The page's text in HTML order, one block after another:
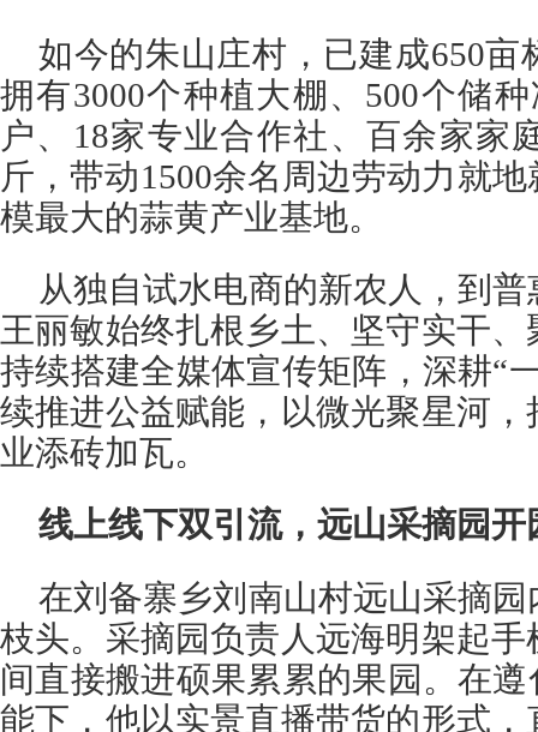
如今的朱山庄村，已建成650亩
拥有3000个种植大棚、500个储
户、18家专业合作社、百余家家
斤，带动1500余名周边劳动力就
模最大的蒜黄产业基地。
从独自试水电商的新农人，到
王丽敏始终扎根乡土、坚守实干
持续搭建全媒体宣传矩阵，深耕“
续推进公益赋能，以微光聚星河
业添砖加瓦。
线上线下双引流，远山采摘园开
在刘备寨乡刘南山村远山采摘
枝头。采摘园负责人远海明架起
间直接搬进硕果累累的果园。在
能下，他以实景直播带货的形式